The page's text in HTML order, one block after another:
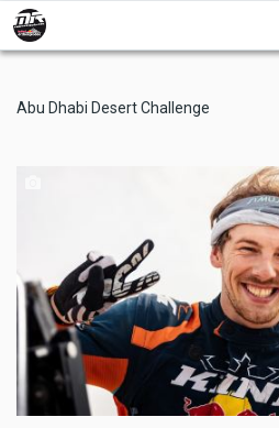
Skip
to
main
Abu Dhabi Desert Challenge